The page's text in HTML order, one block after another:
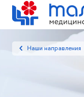
Наши направления